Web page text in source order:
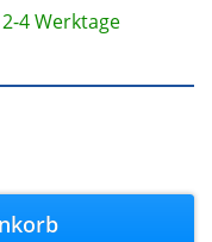
4 Werktage